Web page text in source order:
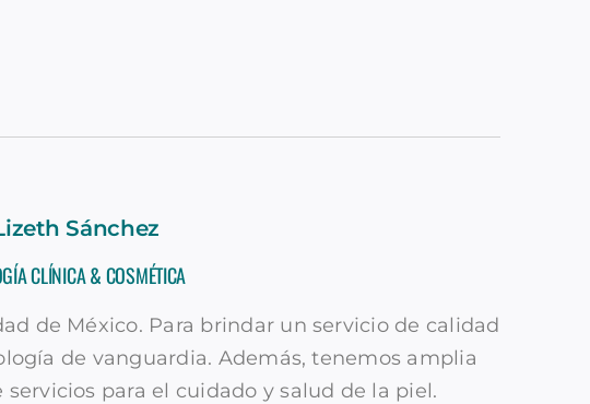
Sánchez
CLÍNICA & COSMÉTICA
de México. Para brindar un servicio de calidad
de vanguardia. Además, tenemos amplia
para el cuidado y salud de la piel.